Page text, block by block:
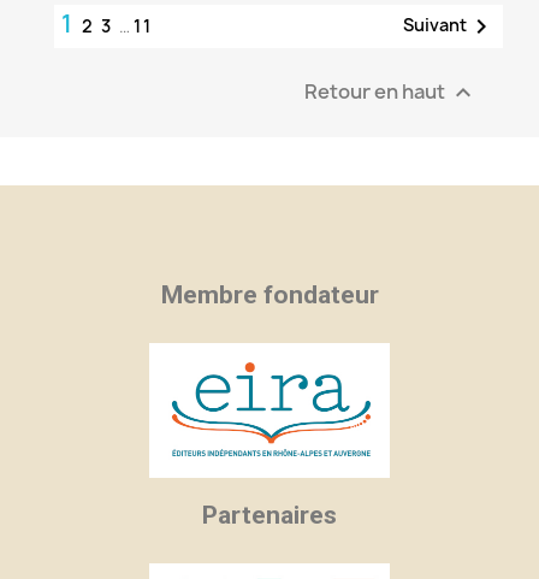
1 2 3 … 11 Suivant 
Retour en haut 
Membre fondateur
Partenaires